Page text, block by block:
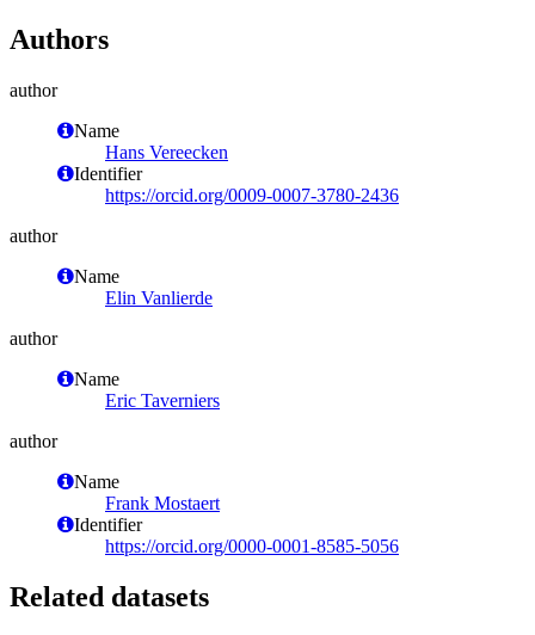
Authors
author
Name
Hans Vereecken
Identifier
https://orcid.org/0009-0007-3780-2436
author
Name
Elin Vanlierde
author
Name
Eric Taverniers
author
Name
Frank Mostaert
Identifier
https://orcid.org/0000-0001-8585-5056
Related datasets